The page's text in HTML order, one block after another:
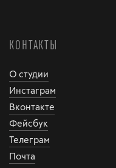
КОНТАКТЫ
О студии
Инстаграм
Вконтакте
Фейсбук
Телеграм
Почта